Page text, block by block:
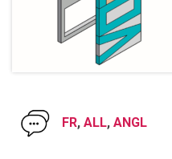
FR, ALL, ANGL